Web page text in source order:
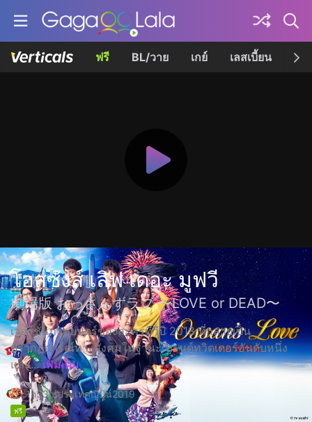
ฟรี BL/วาย เกย์ เลสเบี้ยน เค
โอสซังส์ เลิฟ เดอะ มูฟวี
劇場版 おっさんずラブ 〜LOVE or DEAD〜
เวอร์ชั่นภาพยนตร์ของละครทีวีปี 2018 ที่กลายเป็น
ปรากฏการณ์ทางสังคมในฐานะเทรนด์ทวิตเตอร์อันดับหนึ่ง
และ... เพิ่มเติม
1h53mประเทศญี่ปุ่น2019
ฟรี